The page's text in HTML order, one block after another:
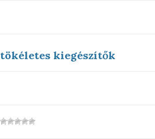
tökéletes kiegészítők